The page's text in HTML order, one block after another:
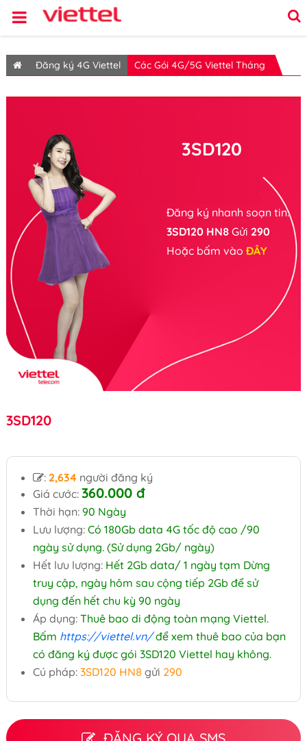
Đăng ký 4G Viettel Các Gói 4G/5G Viettel Tháng
3SD120
Đăng ký nhanh soạn tin:
3SD120 HN8Gửi 290
Hoặc bấm vào ĐÂY
3SD120
: 2,634 người đăng ký
Giá cước: 360.000 đ
Thời hạn: 90 Ngày
Lưu lượng:Có 180Gb data 4G tốc độ cao /90
ngày sử dụng. (Sử dụng 2Gb/ ngày)
Hết lưu lượng:Hết 2Gb data/ 1 ngày tạm Dừng
truy cập, ngày hôm sau cộng tiếp 2Gb để sử
dụng đến hết chu kỳ 90 ngày
Áp dụng: Thuê bao di động toàn mạng Viettel.
Bấm https://viettel.vn/để xem thuê bao của bạn
có đăng ký được gói 3SD120 Viettel hay không.
Cú pháp: 3SD120 HN8 gửi 290